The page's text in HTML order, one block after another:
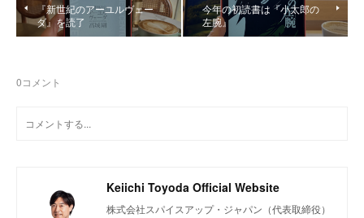
『新世紀のアーユルヴェー
ダ』を読了
今年の初読書は『小太郎の
左腕』
0コメント
Keiichi Toyoda Official Website
株式会社スパイスアップ・ジャパン（代表取締役）